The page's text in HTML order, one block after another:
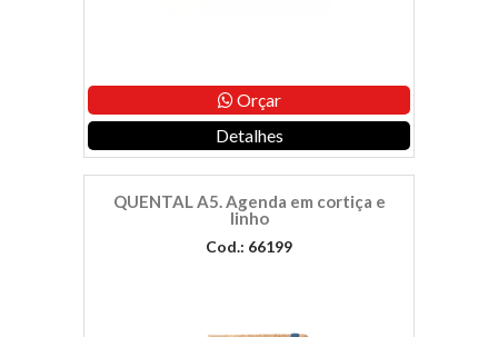
Orçar
Detalhes
QUENTAL A5. Agenda em cortiça e
linho
Cod.: 66199